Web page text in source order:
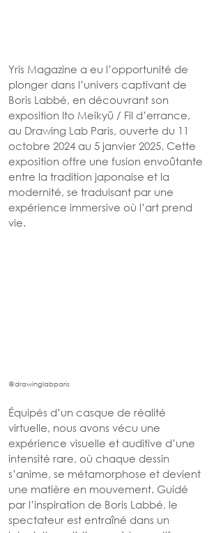
Yris Magazine a eu l’opportunité de
plonger dans l’univers captivant de
Boris Labbé, en découvrant son
exposition Ito Meikyū / Fil d’errance,
au Drawing Lab Paris, ouverte du 11
octobre 2024 au 5 janvier 2025. Cette
exposition offre une fusion envoûtante
entre la tradition japonaise et la
modernité, se traduisant par une
expérience immersive où l’art prend
vie.
@drawinglabparis
Équipés d’un casque de réalité
virtuelle, nous avons vécu une
expérience visuelle et auditive d’une
intensité rare, où chaque dessin
s’anime, se métamorphose et devient
une matière en mouvement. Guidé
par l’inspiration de Boris Labbé, le
spectateur est entraîné dans un